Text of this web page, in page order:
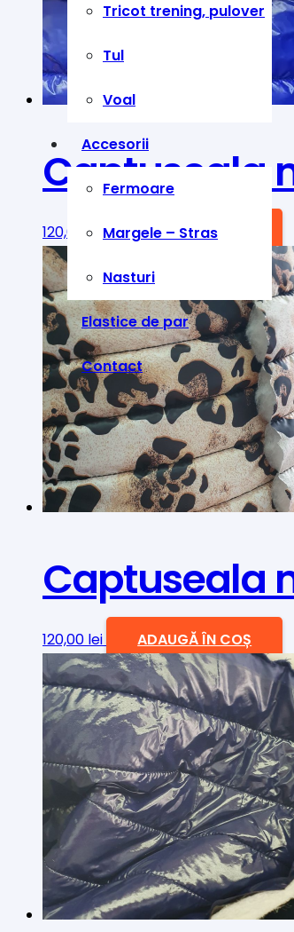
Tricot trening, pulover
Tul
Voal
Accesorii
Fermoare
Margele – Stras
Nasturi
Elastice de par
Contact
Captuseala
120,00lei ADAUGĂ ÎN COȘ
Captuseala
120,00 lei ADAUGĂ ÎN COȘ